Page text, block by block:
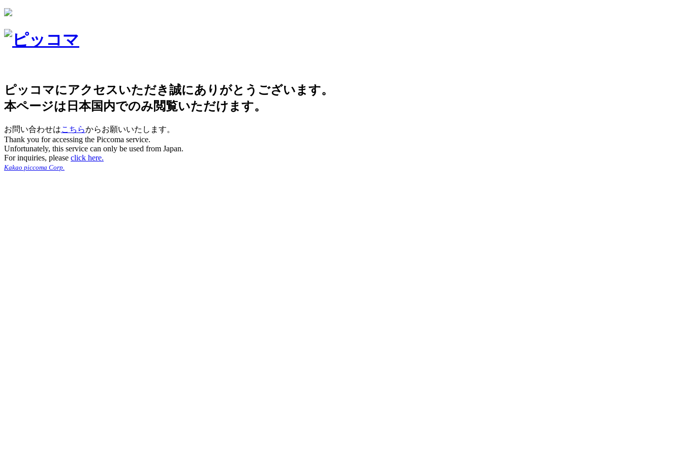
ピッコマにアクセスいただき誠にありがとうございます。
本ページは日本国内でのみ閲覧いただけます。
お問い合わせはこちらからお願いいたします。
Thank you for accessing the Piccoma service.
Unfortunately, this service can only be used from Japan.
For inquiries, please click here.
Kakao piccoma Corp.